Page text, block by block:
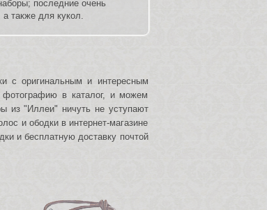
последние очень
также для кукол.
с оригинальным и интересным
в каталог, и можем
из "Иллеи" ничуть не уступают
и ободки в интернет-магазине
и бесплатную доставку почтой